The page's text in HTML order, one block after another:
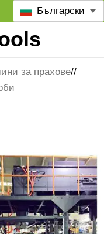
Български
за прахове/